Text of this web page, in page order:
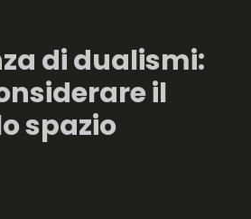
di dualismi:
il
spazio